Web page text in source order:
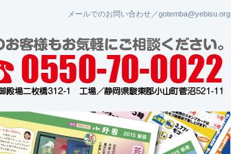
メールでのお問い合わせ／gotemba@yebisu.org